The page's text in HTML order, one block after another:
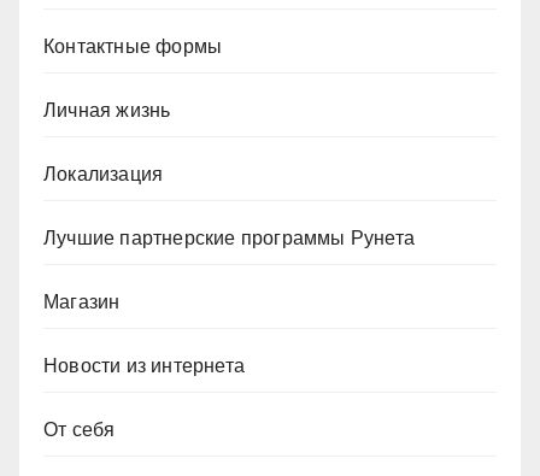
Контактные формы
Личная жизнь
Локализация
Лучшие партнерские программы Рунета
Магазин
Новости из интернета
От себя